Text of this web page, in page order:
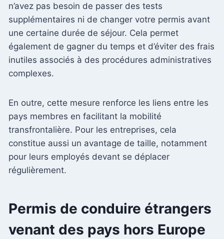
n’avez pas besoin de passer des tests
supplémentaires ni de changer votre permis avant
une certaine durée de séjour. Cela permet
également de gagner du temps et d’éviter des frais
inutiles associés à des procédures administratives
complexes.
En outre, cette mesure renforce les liens entre les
pays membres en facilitant la mobilité
transfrontalière. Pour les entreprises, cela
constitue aussi un avantage de taille, notamment
pour leurs employés devant se déplacer
régulièrement.
Permis de conduire étrangers
venant des pays hors Europe